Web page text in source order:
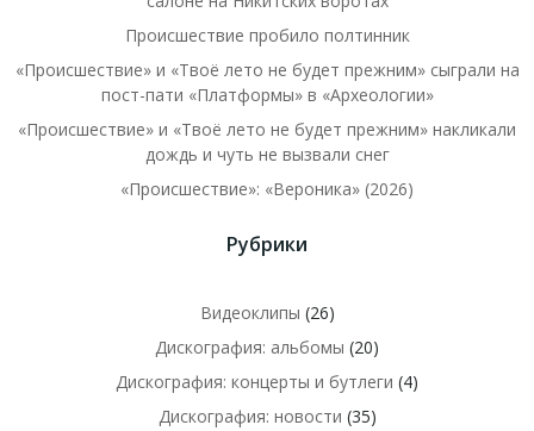
Происшествие пробило полтинник
«Происшествие» и «Твоё лето не будет прежним» сыграли на
пост-пати «Платформы» в «Археологии»
«Происшествие» и «Твоё лето не будет прежним» накликали
дождь и чуть не вызвали снег
«Происшествие»: «Вероника» (2026)
Рубрики
Видеоклипы (26)
Дискография: альбомы (20)
Дискография: концерты и бутлеги (4)
Дискография: новости (35)